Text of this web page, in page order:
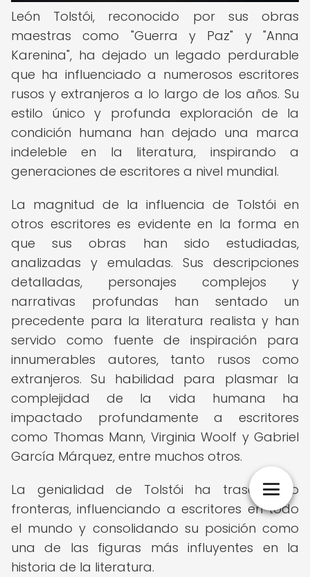
León Tolstói, reconocido por sus obras
maestras como "Guerra y Paz" y "Anna
Karenina", ha dejado un legado perdurable
que ha influenciado a numerosos escritores
rusos y extranjeros a lo largo de los años. Su
estilo único y profunda exploración de la
condición humana han dejado una marca
indeleble en la literatura, inspirando a
generaciones de escritores a nivel mundial.
La magnitud de la influencia de Tolstói en
otros escritores es evidente en la forma en
que sus obras han sido estudiadas,
analizadas y emuladas. Sus descripciones
detalladas, personajes complejos y
narrativas profundas han sentado un
precedente para la literatura realista y han
servido como fuente de inspiración para
innumerables autores, tanto rusos como
extranjeros. Su habilidad para plasmar la
complejidad de la vida humana ha
impactado profundamente a escritores
como Thomas Mann, Virginia Woolf y Gabriel
García Márquez, entre muchos otros.
La genialidad de Tolstói ha trascendido
fronteras, influenciando a escritores en todo
el mundo y consolidando su posición como
una de las figuras más influyentes en la
historia de la literatura.